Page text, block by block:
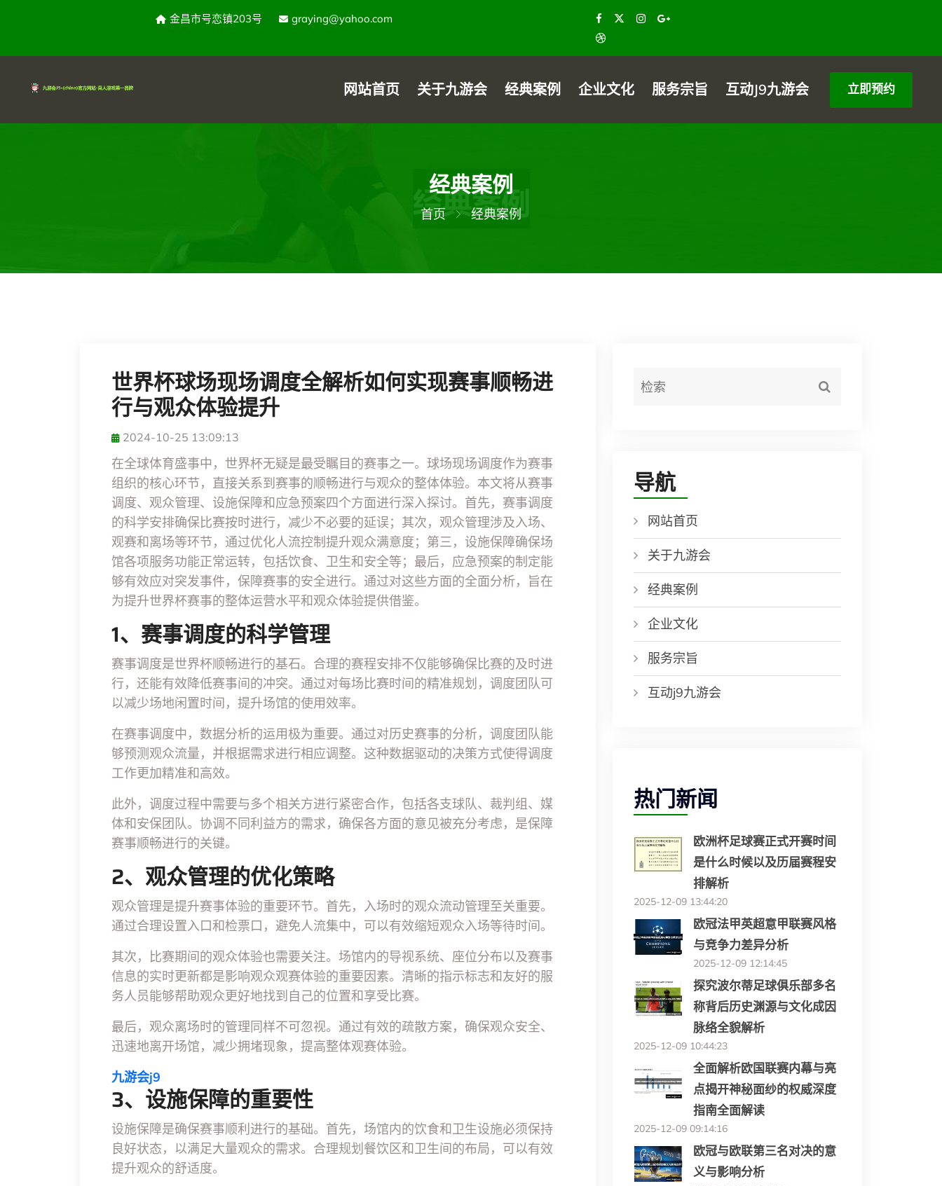
金昌市号恋镇203号 graying@yahoo.com
网站首页 关于九游会 经典案例 企业文化 服务宗旨 互动j9九游会 立即预约
经典案例
首页 经典案例
世界杯球场现场调度全解析如何实现赛事顺畅进
行与观众体验提升
2024-10-25 13:09:13
在全球体育盛事中，世界杯无疑是最受瞩目的赛事之一。球场现场调度作为赛事
组织的核心环节，直接关系到赛事的顺畅进行与观众的整体体验。本文将从赛事
调度、观众管理、设施保障和应急预案四个方面进行深入探讨。首先，赛事调度
的科学安排确保比赛按时进行，减少不必要的延误；其次，观众管理涉及入场、
观赛和离场等环节，通过优化人流控制提升观众满意度；第三，设施保障确保场
馆各项服务功能正常运转，包括饮食、卫生和安全等；最后，应急预案的制定能
够有效应对突发事件，保障赛事的安全进行。通过对这些方面的全面分析，旨在
为提升世界杯赛事的整体运营水平和观众体验提供借鉴。
1、赛事调度的科学管理
赛事调度是世界杯顺畅进行的基石。合理的赛程安排不仅能够确保比赛的及时进
行，还能有效降低赛事间的冲突。通过对每场比赛时间的精准规划，调度团队可
以减少场地闲置时间，提升场馆的使用效率。
在赛事调度中，数据分析的运用极为重要。通过对历史赛事的分析，调度团队能
够预测观众流量，并根据需求进行相应调整。这种数据驱动的决策方式使得调度
工作更加精准和高效。
此外，调度过程中需要与多个相关方进行紧密合作，包括各支球队、裁判组、媒
体和安保团队。协调不同利益方的需求，确保各方面的意见被充分考虑，是保障
赛事顺畅进行的关键。
2、观众管理的优化策略
观众管理是提升赛事体验的重要环节。首先，入场时的观众流动管理至关重要。
通过合理设置入口和检票口，避免人流集中，可以有效缩短观众入场等待时间。
其次，比赛期间的观众体验也需要关注。场馆内的导视系统、座位分布以及赛事
信息的实时更新都是影响观众观赛体验的重要因素。清晰的指示标志和友好的服
务人员能够帮助观众更好地找到自己的位置和享受比赛。
最后，观众离场时的管理同样不可忽视。通过有效的疏散方案，确保观众安全、
迅速地离开场馆，减少拥堵现象，提高整体观赛体验。
九游会j9
3、设施保障的重要性
设施保障是确保赛事顺利进行的基础。首先，场馆内的饮食和卫生设施必须保持
良好状态，以满足大量观众的需求。合理规划餐饮区和卫生间的布局，可以有效
提升观众的舒适度。
导航
网站首页
关于九游会
经典案例
企业文化
服务宗旨
互动j9九游会
热门新闻
欧洲杯足球赛正式开赛时间
是什么时候以及历届赛程安
排解析
2025-12-09 13:44:20
欧冠法甲英超意甲联赛风格
与竞争力差异分析
2025-12-09 12:14:45
探究波尔蒂足球俱乐部多名
称背后历史渊源与文化成因
脉络全貌解析
2025-12-09 10:44:23
全面解析欧国联赛内幕与亮
点揭开神秘面纱的权威深度
指南全面解读
2025-12-09 09:14:16
欧冠与欧联第三名对决的意
义与影响分析